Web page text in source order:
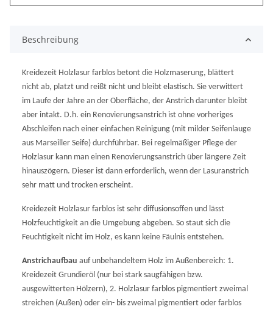
Beschreibung
Kreidezeit Holzlasur farblos betont die Holzmaserung, blättert
nicht ab, platzt und reißt nicht und bleibt elastisch. Sie verwittert
im Laufe der Jahre an der Oberfläche, der Anstrich darunter bleibt
aber intakt. D.h. ein Renovierungsanstrich ist ohne vorheriges
Abschleifen nach einer einfachen Reinigung (mit milder Seifenlauge
aus Marseiller Seife) durchführbar. Bei regelmäßiger Pflege der
Holzlasur kann man einen Renovierungsanstrich über längere Zeit
hinauszögern. Dieser ist dann erforderlich, wenn der Lasuranstrich
sehr matt und trocken erscheint.
Kreidezeit Holzlasur farblos ist sehr diffusionsoffen und lässt
Holzfeuchtigkeit an die Umgebung abgeben. So staut sich die
Feuchtigkeit nicht im Holz, es kann keine Fäulnis entstehen.
Anstrichaufbau auf unbehandeltem Holz im Außenbereich: 1.
Kreidezeit Grundieröl (nur bei stark saugfähigen bzw.
ausgewitterten Hölzern), 2. Holzlasur farblos pigmentiert zweimal
streichen (Außen) oder ein- bis zweimal pigmentiert oder farblos